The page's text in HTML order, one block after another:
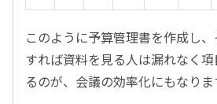
このように予算管理書を作成し
すれば資料を見る人は漏れなく
るのが、会議の効率化にもなりま